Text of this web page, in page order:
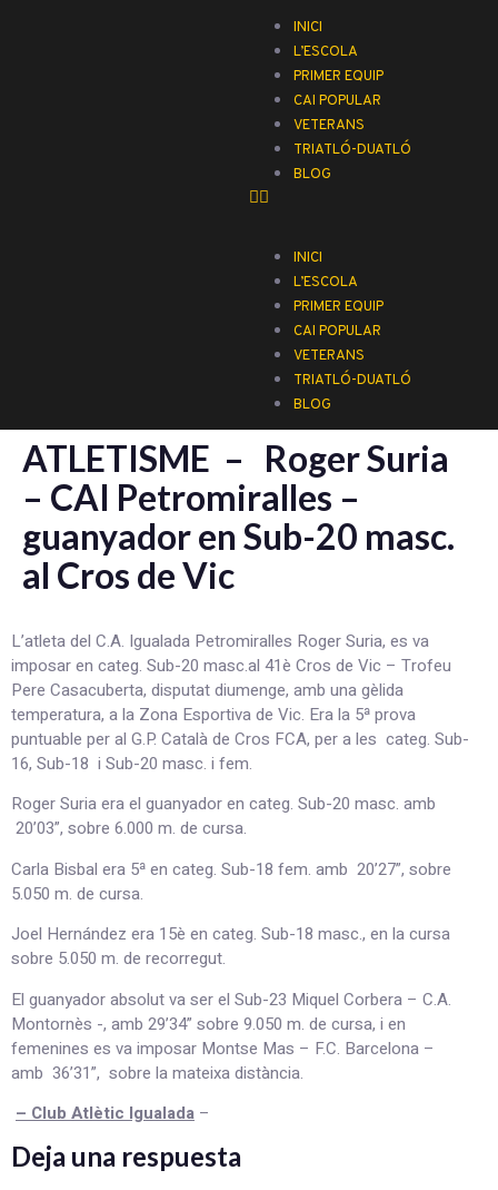
INICI
L’ESCOLA
PRIMER EQUIP
CAI POPULAR
VETERANS
TRIATLÓ-DUATLÓ
BLOG
INICI
L’ESCOLA
PRIMER EQUIP
CAI POPULAR
VETERANS
TRIATLÓ-DUATLÓ
BLOG
ATLETISME – Roger Suria
– CAI Petromiralles –
guanyador en Sub-20 masc.
al Cros de Vic
L’atleta del C.A. Igualada Petromiralles Roger Suria, es va
imposar en categ. Sub-20 masc.al 41è Cros de Vic – Trofeu
Pere Casacuberta, disputat diumenge, amb una gèlida
temperatura, a la Zona Esportiva de Vic. Era la 5ª prova
puntuable per al G.P. Català de Cros FCA, per a les categ. Sub-
16, Sub-18 i Sub-20 masc. i fem.
Roger Suria era el guanyador en categ. Sub-20 masc. amb
20’03”, sobre 6.000 m. de cursa.
Carla Bisbal era 5ª en categ. Sub-18 fem. amb 20’27”, sobre
5.050 m. de cursa.
Joel Hernández era 15è en categ. Sub-18 masc., en la cursa
sobre 5.050 m. de recorregut.
El guanyador absolut va ser el Sub-23 Miquel Corbera – C.A.
Montornès -, amb 29’34” sobre 9.050 m. de cursa, i en
femenines es va imposar Montse Mas – F.C. Barcelona –
amb 36’31”, sobre la mateixa distància.
– Club Atlètic Igualada –
Deja una respuesta